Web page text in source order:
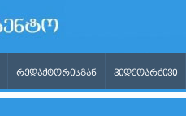
ᲠᲔᲓᲐᲥᲢᲝᲠᲘᲡᲒᲐᲜ ᲕᲘᲓᲔᲝᲐᲠᲥᲘᲕᲘ